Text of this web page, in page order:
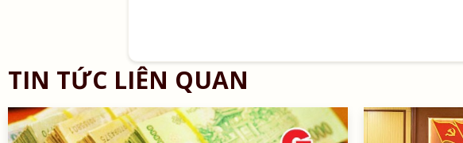
TIN TỨC LIÊN QUAN